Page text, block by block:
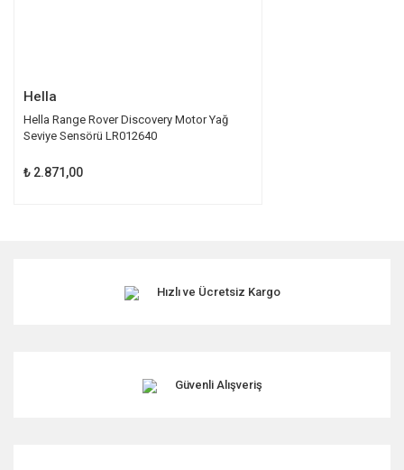
Hella
Hella Range Rover Discovery Motor Yağ
Seviye Sensörü LR012640
₺ 2.871,00
Hızlı ve Ücretsiz Kargo
Güvenli Alışveriş